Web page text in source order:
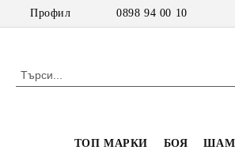
Профил 0898 94 00 10
ТОП МАРКИ БОЯ